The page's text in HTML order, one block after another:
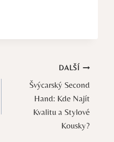
DALŠÍ
Švýcarský Second
Hand: Kde Najít
Kvalitu a Stylové
Kousky?